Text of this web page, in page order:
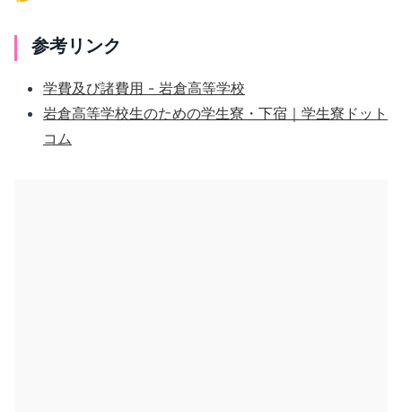
参考リンク
学費及び諸費用 - 岩倉高等学校
岩倉高等学校生のための学生寮・下宿｜学生寮ドット
コム